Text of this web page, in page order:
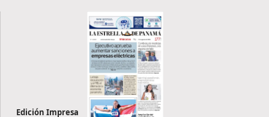
Edición Impresa